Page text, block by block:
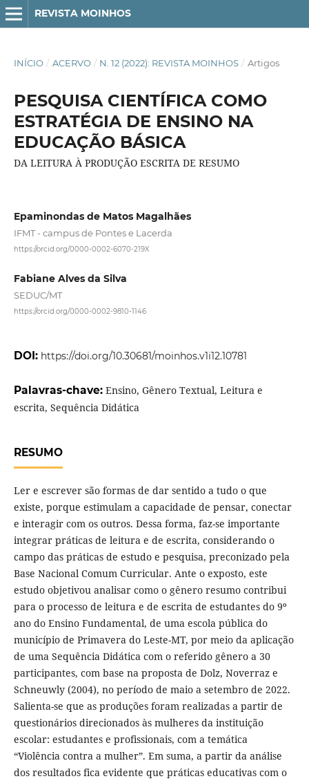
REVISTA MOINHOS
INÍCIO / ACERVO / N. 12 (2022): REVISTA MOINHOS / Artigos
PESQUISA CIENTÍFICA COMO
ESTRATÉGIA DE ENSINO NA
EDUCAÇÃO BÁSICA
DA LEITURA À PRODUÇÃO ESCRITA DE RESUMO
Epaminondas de Matos Magalhães
IFMT - campus de Pontes e Lacerda
https://orcid.org/0000-0002-6070-219X
Fabiane Alves da Silva
SEDUC/MT
https://orcid.org/0000-0002-9810-1146
DOI: https://doi.org/10.30681/moinhos.v1i12.10781
Palavras-chave: Ensino, Gênero Textual, Leitura e
escrita, Sequência Didática
RESUMO
Ler e escrever são formas de dar sentido a tudo o que
existe, porque estimulam a capacidade de pensar, conectar
e interagir com os outros. Dessa forma, faz-se importante
integrar práticas de leitura e de escrita, considerando o
campo das práticas de estudo e pesquisa, preconizado pela
Base Nacional Comum Curricular. Ante o exposto, este
estudo objetivou analisar como o gênero resumo contribui
para o processo de leitura e de escrita de estudantes do 9º
ano do Ensino Fundamental, de uma escola pública do
município de Primavera do Leste-MT, por meio da aplicação
de uma Sequência Didática com o referido gênero a 30
participantes, com base na proposta de Dolz, Noverraz e
Schneuwly (2004), no período de maio a setembro de 2022.
Salienta-se que as produções foram realizadas a partir de
questionários direcionados às mulheres da instituição
escolar: estudantes e profissionais, com a temática
“Violência contra a mulher”. Em suma, a partir da análise
dos resultados fica evidente que práticas educativas com o